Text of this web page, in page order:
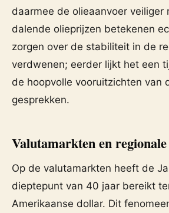
daarmee de olieaanvoer veiliger
dalende olieprijzen betekenen
zorgen over de stabiliteit in de
verdwenen; eerder lijkt het een
de hoopvolle vooruitzichten van
gesprekken.
Valutamarkten en
Op de valutamarkten heeft de
dieptepunt van 40 jaar bereikt
Amerikaanse dollar. Dit